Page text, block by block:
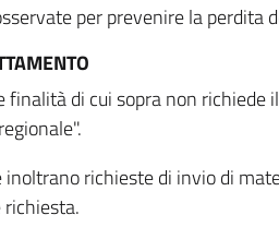
per prevenire la
di cui sopra non
richieste di invio di
richiesta.